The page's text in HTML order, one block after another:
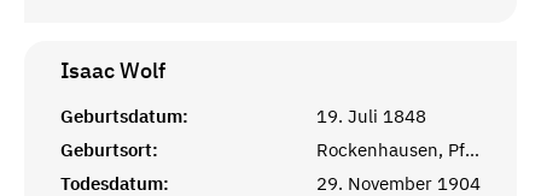
IsaacWolf
Geburtsdatum:
19. Juli 1848
Geburtsort:
Rockenhausen, Pfalz
Todesdatum:
29. November 1904